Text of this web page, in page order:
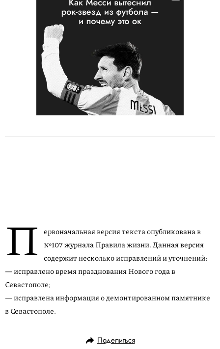
П
ервоначальная версия текста опубликована в
№107 журнала Правила жизни. Данная версия
содержит несколько исправлений и уточнений:
— исправлено время празднования Нового года в
Севастополе;
— исправлена информация о демонтированном памятнике
в Севастополе.
Поделиться